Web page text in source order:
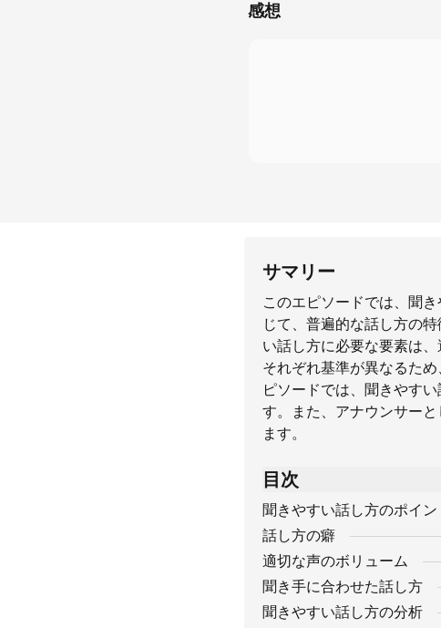
感想
サマリー
このエピソードでは、聞
じて、普遍的な話し方の
い話し方に必要な要素は
それぞれ基準が異なるた
ピソードでは、聞きやす
す。また、アナウンサー
ます。
目次
聞きやすい話し方のポイン
話し方の癖
適切な声のボリューム
聞き手に合わせた話し方
聞きやすい話し方の分析